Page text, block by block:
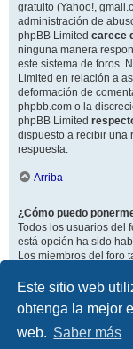
Este sitio web
obtenga la mejor
web. Saber más
gratuito (Yahoo!,
administración de
phpBB Limited carece
ninguna manera
este sistema de foros.
Limited en relación a
deformación de
phpbb.com o la
phpBB Limited
dispuesto a recibir una
respuesta.
Arriba
¿Cómo puedo
Todos los usuarios del
está opción ha sido
Los miembros del foro
Arriba